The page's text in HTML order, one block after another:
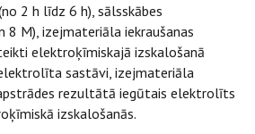
2 h līdz 6 h), sālsskābes
8 M), izejmateriāla iekraušanas
elektroķīmiskajā izskalošanā
sastāvi, izejmateriāla
rezultātā iegūtais elektrolīts
izskalošanās.